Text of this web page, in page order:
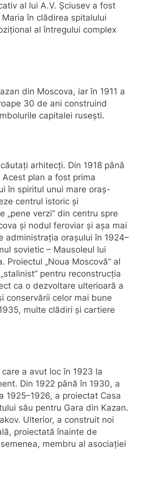
al lui A.V. Șciusev a fost
în clădirea spitalului
al întregului complex
din Moscova, iar în 1911 a
30 de ani construind
capitalei rusești.
arhitecți. Din 1918 până
Acest plan a fost prima
în spiritul unui mare oraș-
centrul istoric și
verzi” din centru spre
și nodul feroviar și așa mai
administrația orașului în 1924–
sovietic – Mausoleul lui
„Noua Moscovă” al
pentru reconstrucția
ca o dezvoltare ulterioară a
conservării celor mai bune
multe clădiri și cartiere
a avut loc în 1923 la
Din 1922 până în 1930, a
a proiectat Casa
său pentru Gara din Kazan.
Ulterior, a construit noi
proiectată înainte de
membru al asociației